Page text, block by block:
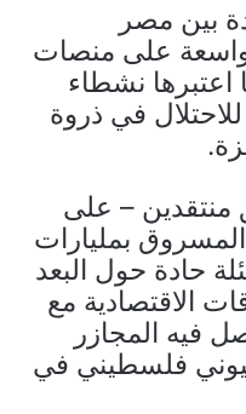
بين مصر
على منصات
اعتبرها نشطاء
في ذروة
منتقدين – على
بمليارات
حادة حول البعد
الاقتصادية مع
فيه المجازر
فلسطيني في